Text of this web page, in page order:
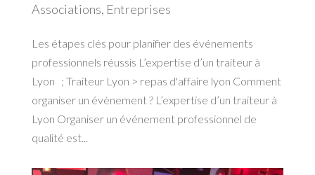
Associations, Entreprises
Les étapes clés pour planifier des événements
professionnels réussis L’expertise d’un traiteur à
Lyon ; Traiteur Lyon > repas d'affaire lyon Comment
organiser un évènement ? L’expertise d’un traiteur à
Lyon Organiser un événement professionnel de
qualité est...